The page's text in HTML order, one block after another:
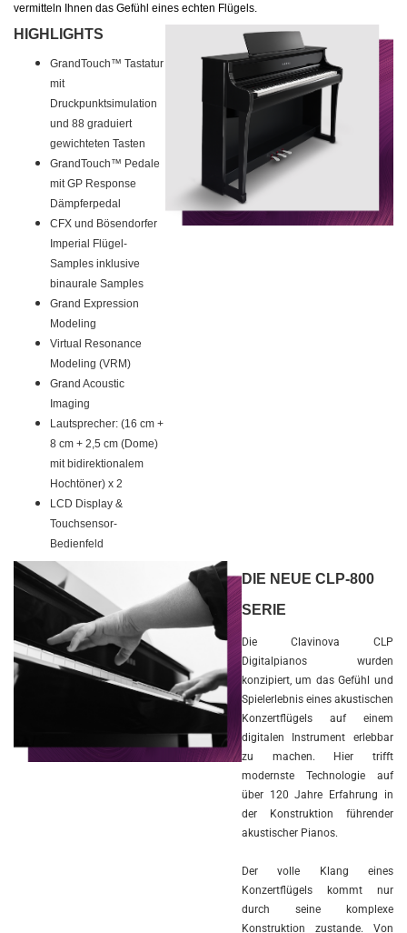
vermitteln Ihnen das Gefühl eines echten Flügels.
HIGHLIGHTS
GrandTouch™ Tastatur
mit
Druckpunktsimulation
und 88 graduiert
gewichteten Tasten
GrandTouch™ Pedale
mit GP Response
Dämpferpedal
CFX und Bösendorfer
Imperial Flügel-
Samples inklusive
binaurale Samples
Grand Expression
Modeling
Virtual Resonance
Modeling (VRM)
Grand Acoustic
Imaging
Lautsprecher: (16 cm +
8 cm + 2,5 cm (Dome)
mit bidirektionalem
Hochtöner) x 2
LCD Display &
Touchsensor-
Bedienfeld
DIE NEUE CLP-800
SERIE
Die Clavinova CLP
Digitalpianos wurden
konzipiert, um das Gefühl und
Spielerlebnis eines akustischen
Konzertflügels auf einem
digitalen Instrument erlebbar
zu machen. Hier trifft
modernste Technologie auf
über 120 Jahre Erfahrung in
der Konstruktion führender
akustischer Pianos.
Der volle Klang eines
Konzertflügels kommt nur
durch seine komplexe
Konstruktion zustande. Von